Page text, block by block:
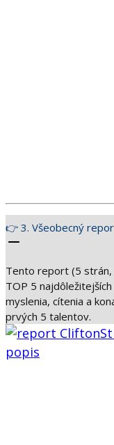
👉 3. Všeobecný
Tento report (5 strán,
TOP 5
myslenia, cítenia a
prvých 5 talentov.